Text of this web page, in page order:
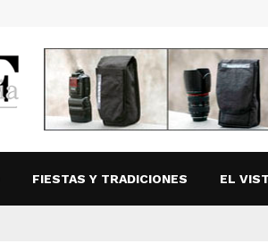
FIESTAS Y TRADICIONES EL